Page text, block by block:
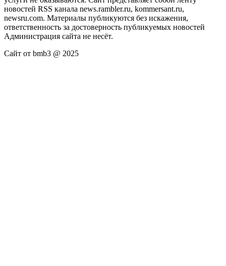
новостей RSS канала news.rambler.ru, kommersant.ru,
newsru.com. Материалы публикуются без искажения,
ответственность за достоверность публикуемых новостей
Администрация сайта не несёт.
Сайт от bmb3 @ 2025